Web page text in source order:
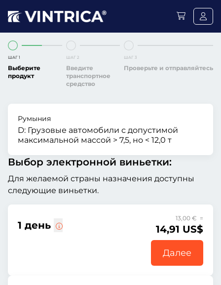
ШАГ 1
Выберите
продукт
ШАГ 2
Введите
транспортное
средство
ШАГ 3
Проверьте и отправляйтесь
Румыния
D: Грузовые автомобили с допустимой
максимальной массой > 7,5, но < 12,0 т
Выбор электронной виньетки:
Для желаемой страны назначения доступны
следующие виньетки.
1 день
13,00 € =
14,91 US$
Далее